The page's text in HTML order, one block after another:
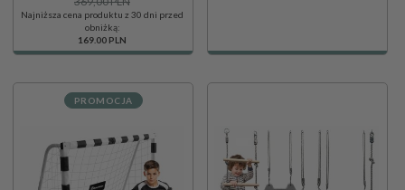
Najniższa cena produktu z 30 dni przed
obniżką:
169.00 PLN
PROMOCJA